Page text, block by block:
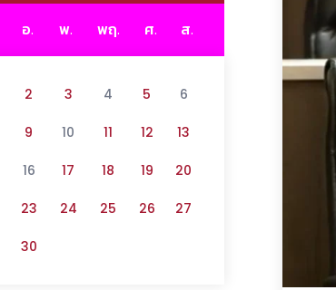
อ. พ. พฤ. ศ. ส.
2 3 4 5 6
9 10 11 12 13
16 17 18 19 20
23 24 25 26 27
30